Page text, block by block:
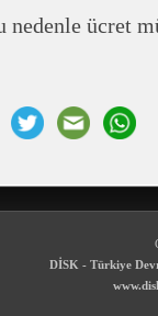
nedenle ücret
DİSK - Türkiye